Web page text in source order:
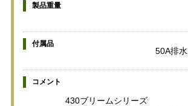
製品重量
付属品
50A排
コメント
430ブリームシリーズ